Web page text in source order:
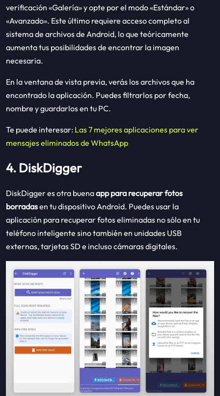
verificación «Galería» y opte por el modo «Estándar» o
«Avanzado». Este último requiere acceso completo al
sistema de archivos de Android, lo que teóricamente
aumenta tus posibilidades de encontrar la imagen
necesaria.
En la ventana de vista previa, verás los archivos que ha
encontrado la aplicación. Puedes filtrarlos por fecha,
nombre y guardarlos en tu PC.
Te puede interesar: Las 7 mejores aplicaciones para ver
mensajes eliminados de WhatsApp
4. DiskDigger
DiskDigger es otra buenaapp para recuperar fotos
borradasen tu dispositivo Android. Puedes usar la
aplicación para recuperar fotos eliminadas no sólo en tu
teléfono inteligente sino también en unidades USB
externas, tarjetas SD e incluso cámaras digitales.